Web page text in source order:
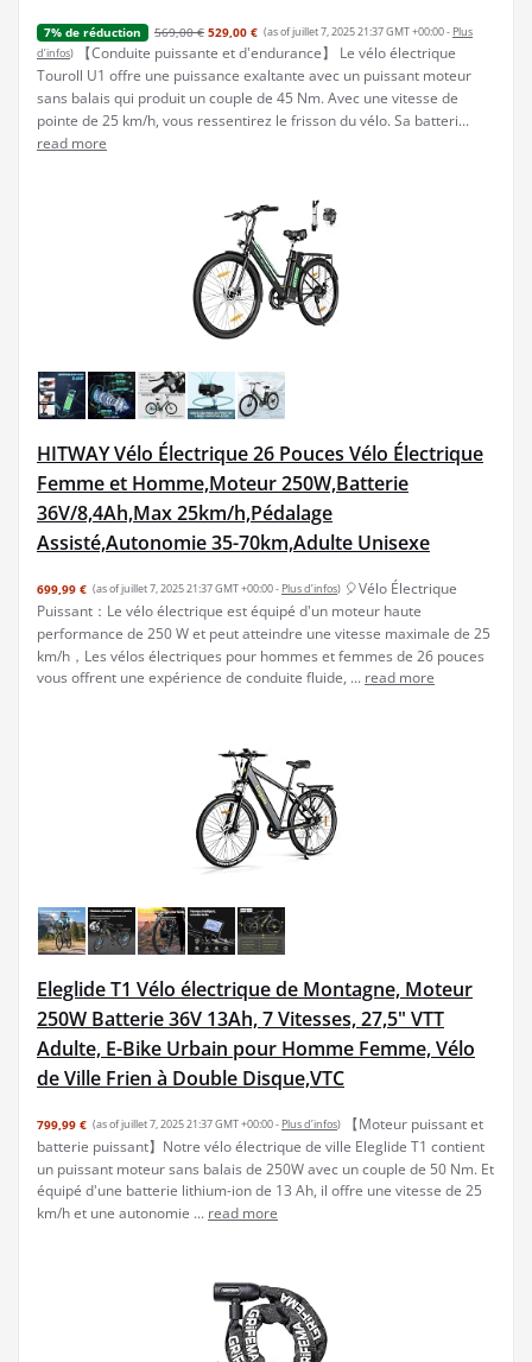
7% de réduction 569,00 € 529,00 € (as of juillet 7, 2025 21:37 GMT +00:00 - Plus
d’infos)
【Conduite puissante et d'endurance】 Le vélo électrique
Touroll U1 offre une puissance exaltante avec un puissant moteur
sans balais qui produit un couple de 45 Nm. Avec une vitesse de
pointe de 25 km/h, vous ressentirez le frisson du vélo. Sa batteri...
read more
HITWAY Vélo Électrique 26 Pouces Vélo Électrique
Femme et Homme,Moteur 250W,Batterie
36V/8,4Ah,Max 25km/h,Pédalage
Assisté,Autonomie 35-70km,Adulte Unisexe
699,99 € (as of juillet 7, 2025 21:37 GMT +00:00 - Plus d’infos) 🎈Vélo Électrique
Puissant：Le vélo électrique est équipé d'un moteur haute
performance de 250 W et peut atteindre une vitesse maximale de 25
km/h，Les vélos électriques pour hommes et femmes de 26 pouces
vous offrent une expérience de conduite fluide, ... read more
Eleglide T1 Vélo électrique de Montagne, Moteur
250W Batterie 36V 13Ah, 7 Vitesses, 27,5" VTT
Adulte, E-Bike Urbain pour Homme Femme, Vélo
de Ville Frien à Double Disque,VTC
799,99 € (as of juillet 7, 2025 21:37 GMT +00:00 - Plus d’infos)
【Moteur puissant et
batterie puissant】Notre vélo électrique de ville Eleglide T1 contient
un puissant moteur sans balais de 250W avec un couple de 50 Nm. Et
équipé d'une batterie lithium-ion de 13 Ah, il offre une vitesse de 25
km/h et une autonomie ... read more